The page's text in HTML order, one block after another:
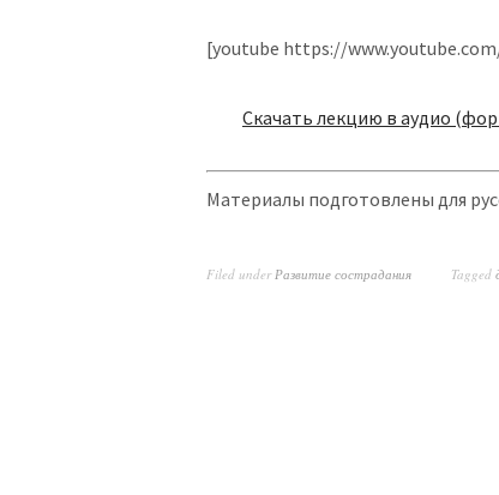
[youtube https://
Скачать лекцию в аудио
Материалы подготовлены для
Filed underРазвитие сострадания Tagged